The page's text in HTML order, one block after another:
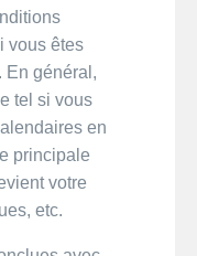
vous êtes
En général,
tel si vous
en
principale
votre
etc.